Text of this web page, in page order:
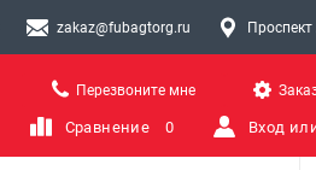
zakaz@fubagtorg.ru
Перезвоните мне
Сравнение 0 Вход